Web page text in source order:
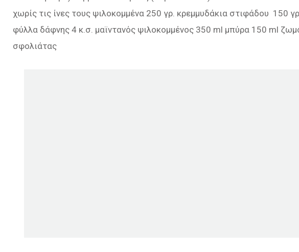
χωρίς τις ίνες τους ψιλοκομμένα 250 γρ. κρεμμυδάκια στιφάδου 150
φύλλα δάφνης 4 κ.σ. μαϊντανός ψιλοκομμένος 350 ml μπύρα 150 ml
σφολιάτας